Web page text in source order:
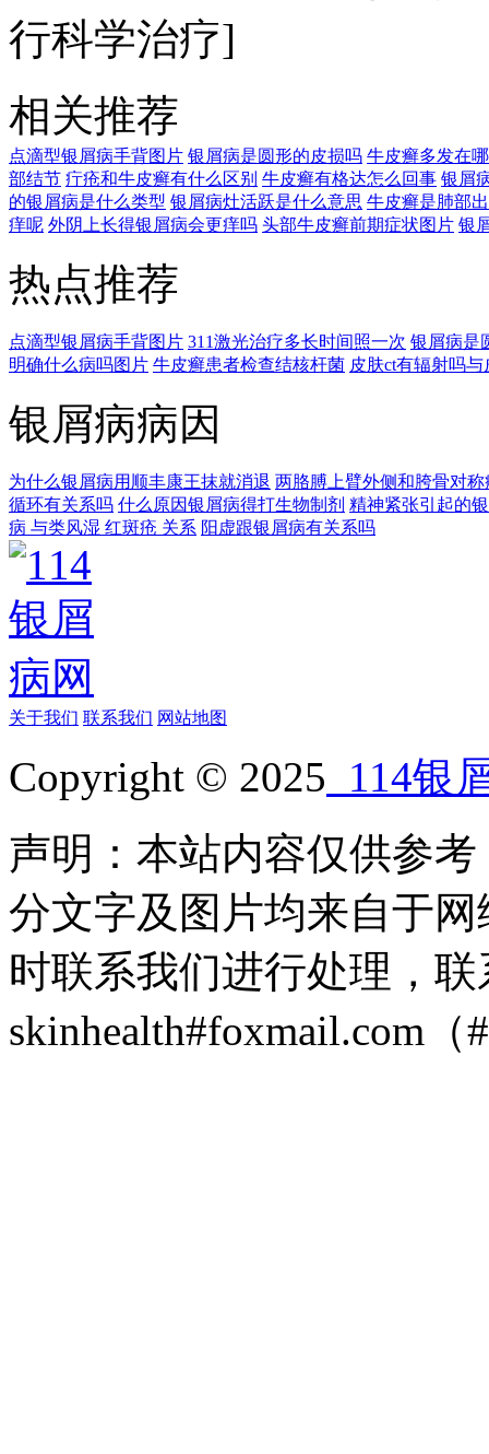
行科学治疗]
相关推荐
点滴型银屑病手背图片 银屑病是圆形的皮损吗 牛皮癣多发在
部结节 疔疮和牛皮癣有什么区别 牛皮癣有格达怎么回事 银屑
的银屑病是什么类型 银屑病灶活跃是什么意思 牛皮癣是肺部
痒呢 外阴上长得银屑病会更痒吗 头部牛皮癣前期症状图片 银
热点推荐
点滴型银屑病手背图片 311激光治疗多长时间照一次 银屑病是
明确什么病吗图片 牛皮癣患者检查结核杆菌 皮肤ct有辐射吗
银屑病病因
为什么银屑病用顺丰康王抹就消退 两胳膊上臂外侧和胯骨对
循环有关系吗 什么原因银屑病得打生物制剂 精神紧张引起的
病 与类风湿 红斑疮 关系 阳虚跟银屑病有关系吗
关于我们 联系我们 网站地图
Copyright © 2025 114银
声明：本站内容仅供参
分文字及图片均来自于
时联系我们进行处理，
skinhealth#foxmail.com（